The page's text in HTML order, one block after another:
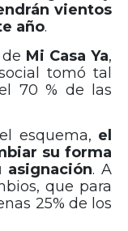
vientos
año.
Mi Casa Ya,
tomó tal
70 % de las
esquema, el
su forma
. A
que para
25% de los